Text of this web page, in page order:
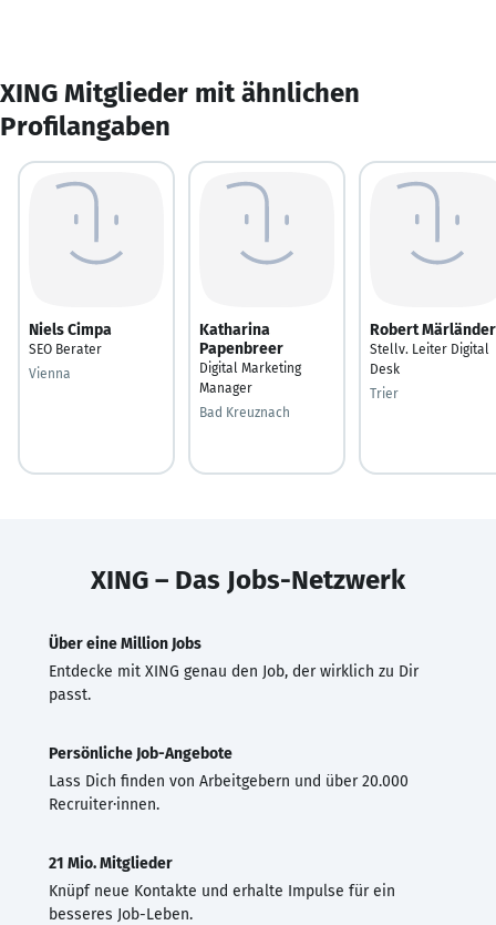
XING Mitglieder mit ähnlichen
Profilangaben
Niels Cimpa
SEO Berater
Vienna
Katharina
Papenbreer
Digital Marketing
Manager
Bad Kreuznach
Robert Märländer
Stellv. Leiter Digital
Desk
Trier
XING – Das Jobs-Netzwerk
Über eine Million Jobs
Entdecke mit XING genau den Job, der wirklich zu Dir
passt.
Persönliche Job-Angebote
Lass Dich finden von Arbeitgebern und über 20.000
Recruiter·innen.
21 Mio. Mitglieder
Knüpf neue Kontakte und erhalte Impulse für ein
besseres Job-Leben.